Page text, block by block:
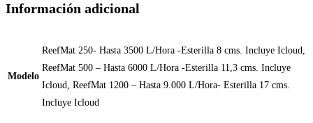
Información adicional
Modelo
ReefMat 250- Hasta 3500 L/Hora -Esterilla 8 cms. Incluye Icloud,
ReefMat 500 – Hasta 6000 L/Hora -Esterilla 11,3 cms. Incluye
Icloud, ReefMat 1200 – Hasta 9.000 L/Hora- Esterilla 17 cms.
Incluye Icloud